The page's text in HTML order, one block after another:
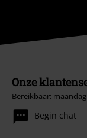
Onze
Bereikbaar:
Begin chat